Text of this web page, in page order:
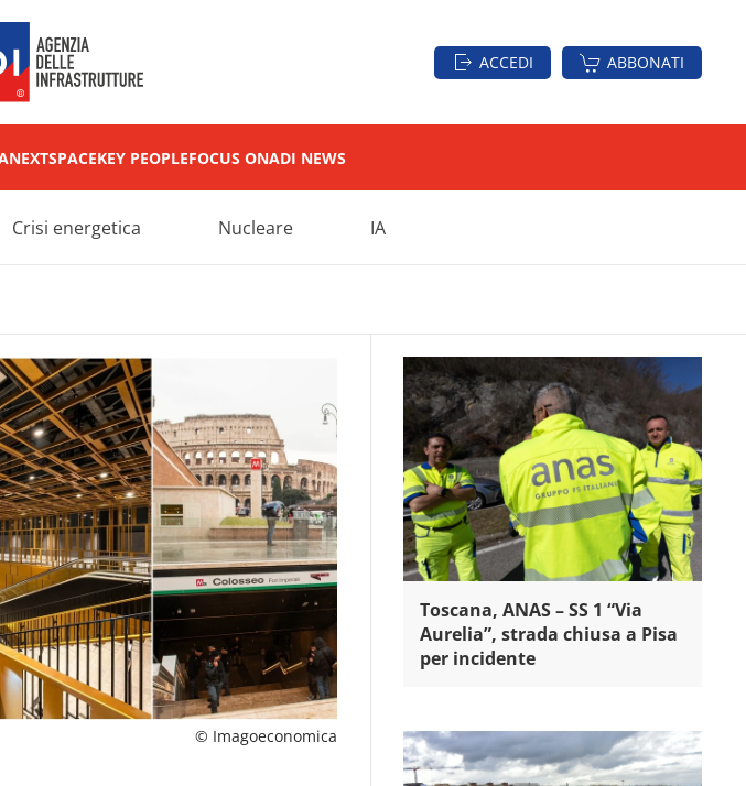
ACCEDI ABBONATI
NEXTSPACEKEY PEOPLEFOCUS ONADI NEWS
Crisi energetica Nucleare IA
© Imagoeconomica
Toscana, ANAS – SS 1 “Via
Aurelia”, strada chiusa a Pisa
per incidente